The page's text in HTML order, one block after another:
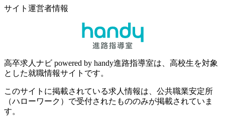
サイト運営者情報
高卒求人ナビ powered by handy進路指導室は、高校生を対象
とした就職情報サイトです。
このサイトに掲載されている求人情報は、公共職業安定所
（ハローワーク）で受付されたもののみが掲載されていま
す。